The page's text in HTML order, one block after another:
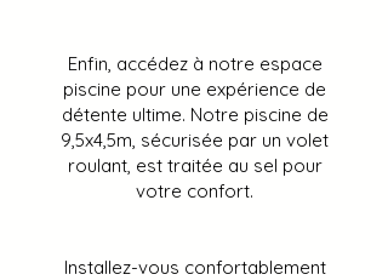
Enfin, accédez à notre espace
piscine pour une expérience de
détente ultime. Notre piscine de
9,5x4,5m, sécurisée par un volet
roulant, est traitée au sel pour
votre confort.
Installez-vous confortablement